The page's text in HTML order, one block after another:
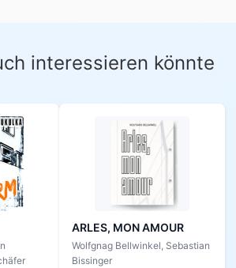
interessieren könnte
ARLES, MON AMOUR
Wolfgnag Bellwinkel, Sebastian
Bissinger